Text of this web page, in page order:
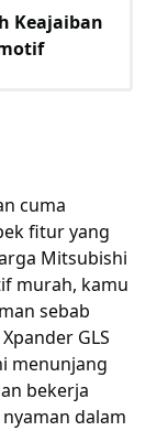
Keajaiban
cuma
fitur yang
Mitsubishi
murah, kamu
sebab
GLS
menunjang
bekerja
dalam